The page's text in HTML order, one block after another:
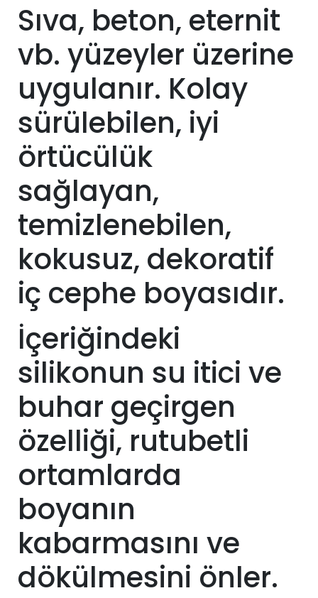
Sıva, beton, eternit
vb. yüzeyler üzerine
uygulanır. Kolay
sürülebilen, iyi
örtücülük
sağlayan,
temizlenebilen,
kokusuz, dekoratif
iç cephe boyasıdır.
İçeriğindeki
silikonun su itici ve
buhar geçirgen
özelliği, rutubetli
ortamlarda
boyanın
kabarmasını ve
dökülmesini önler.